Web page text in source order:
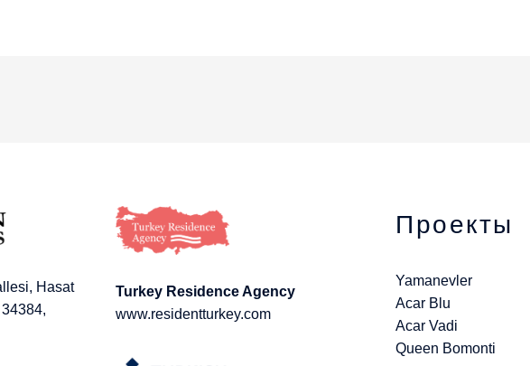
Hasat
Turkey Residence Agency
www.residentturkey.com
Проекты
Yamanevler
Acar Blu
Acar Vadi
Queen Bomonti